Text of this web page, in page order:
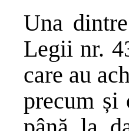
Una
Legii nr.
care au
precum și